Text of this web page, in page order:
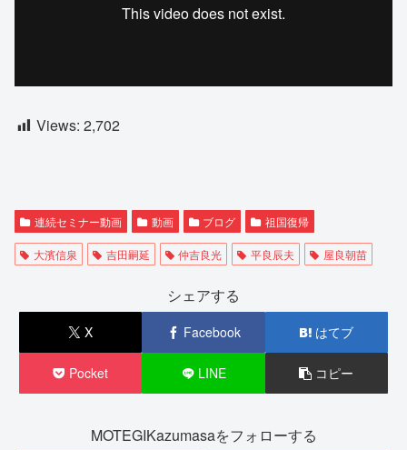
Views: 2,702
連続セミナー動画 動画 ブログ 祖国復帰
大濱信泉 吉田嗣延 仲吉良光 平良辰夫 屋良朝苗
シェアする
X Facebook はてブ
Pocket LINE コピー
MOTEGIKazumasaをフォローする